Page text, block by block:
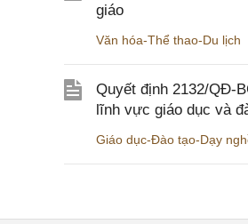
giáo
Văn hóa-Thể thao-Du lịch
Quyết định 2132/QĐ-
lĩnh vực giáo dục và
Giáo dục-Đào tạo-Dạy